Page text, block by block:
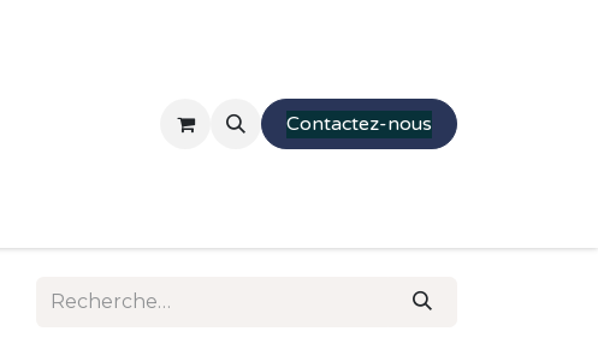
Stands Presentations Parcourir
Contactez-nous